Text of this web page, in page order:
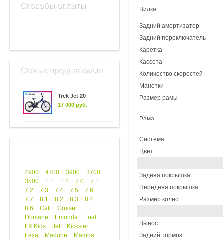
Способы оплаты
Самые продаваемые
Trek Jet 20
17 000 руб.
4900 4700 3900
3700
3500
1.1 1.2 7.0
7.1
7.2
7.3 7.4 7.5
7.6
7.7
8.1 8.2 8.3
8.4
8.6
Cali
Cruiser
Domane
Emonda
Fuel
FX Kids
Jet
Kickster
Lexa
Madone
Mamba
Вилка
Задний амортизатор
Задний переключатель
Каретка
Кассета
Количество скоростей
Манетки
Размер рамы
Рама
Система
Цвет
Задняя покрышка
Передняя покрышка
Размер колес
Вынос
Задний тормоз